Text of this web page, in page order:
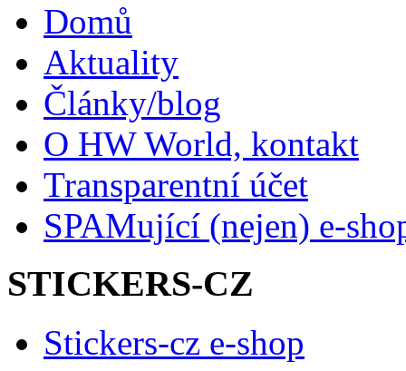
Domů
Aktuality
Články/blog
O HW World, kontakt
Transparentní účet
SPAMující (nejen) e-
STICKERS-CZ
Stickers-cz e-shop